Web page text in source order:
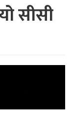
सीसी